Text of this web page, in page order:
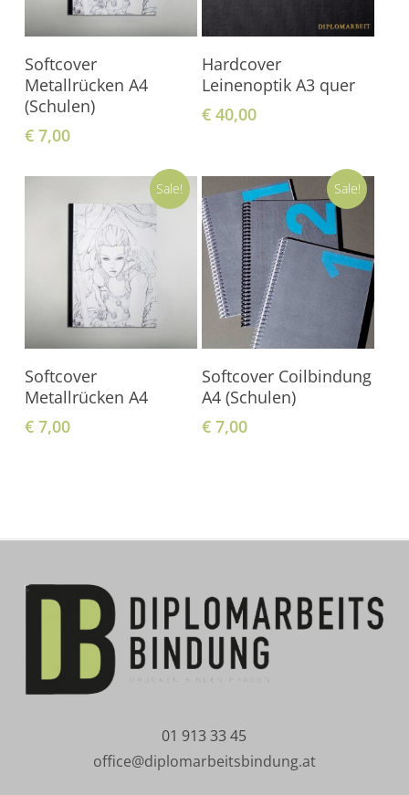
Softcover
Metallrücken A4
(Schulen)
€7,00
Hardcover
Leinenoptik A3 quer
€ 40,00
Sale!
Softcover
Metallrücken A4
€7,00
Sale!
In Den Warenkorb
Softcover Coilbindung
A4 (Schulen)
€ 7,00
01 913 33 45
office@diplomarbeitsbindung.at